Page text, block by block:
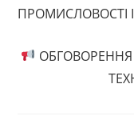
ПРОМИСЛОВОСТІ І